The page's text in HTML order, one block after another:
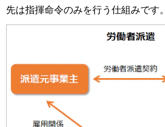
先は指揮命令のみを行う仕組みです。